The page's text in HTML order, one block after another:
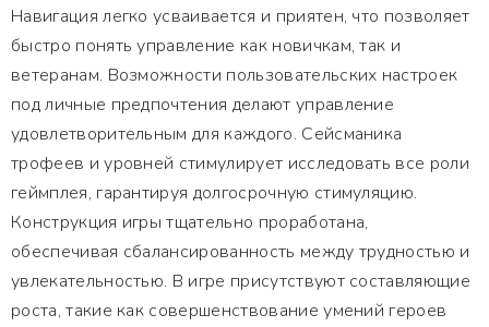
Навигация легко усваивается и приятен, что позволяет
быстро понять управление как новичкам, так и
ветеранам. Возможности пользовательских настроек
под личные предпочтения делают управление
удовлетворительным для каждого. Сейсманика
трофеев и уровней стимулирует исследовать все роли
геймплея, гарантируя долгосрочную стимуляцию.
Конструкция игры тщательно проработана,
обеспечивая сбалансированность между трудностью и
увлекательностью. В игре присутствуют составляющие
роста, такие как совершенствование умений героев